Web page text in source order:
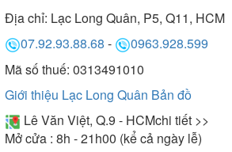
Địa chỉ: Lạc Long Quân, P5, Q11, HCM
07.92.93.88.68 -
0963.928.599
Mã số thuế: 0313491010
Giới thiệu Lạc Long Quân Bản đồ
Lê Văn Việt, Q.9 - HCMchi tiết >>
Mở cửa : 8h - 21h00 (kể cả ngày lễ)